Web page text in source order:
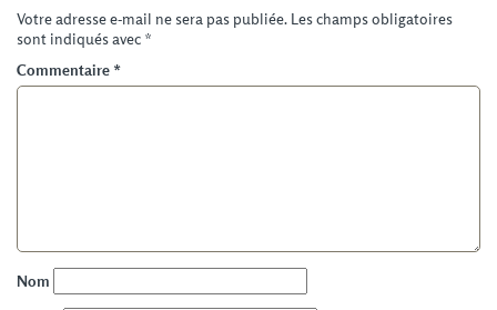
Votre adresse e-mail ne sera pas publiée. Les champs obligatoires
sont indiqués avec *
Commentaire *
Nom